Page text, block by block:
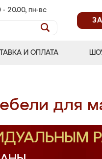
- 20.00, пн-вс
И ОПЛАТА
для